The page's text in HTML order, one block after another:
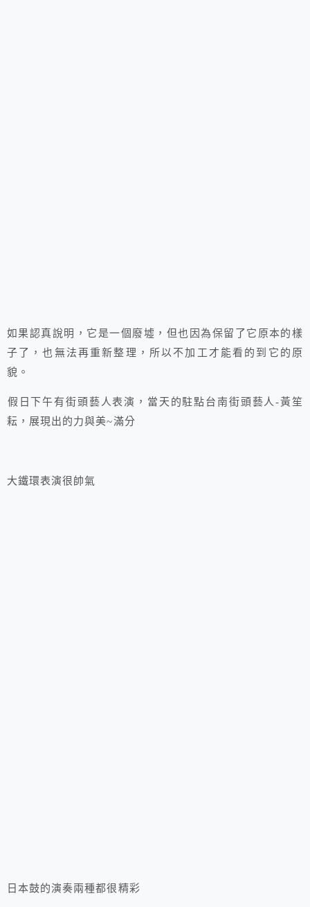
如果認真說明，它是一個廢墟，但也因為保留了它原本的樣
子了，也無法再重新整理，所以不加工才能看的到它的原
貌。
假日下午有街頭藝人表演，當天的駐點台南街頭藝人-黃笙
耘，展現出的力與美~滿分
大鐵環表演很帥氣
日本鼓的演奏兩種都很精彩